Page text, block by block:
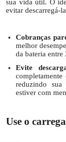
sua vida útil. O
evitar descarregá-
Cobranças
melhor
da bateria
Evite
reduzindo
estiver com
Use o